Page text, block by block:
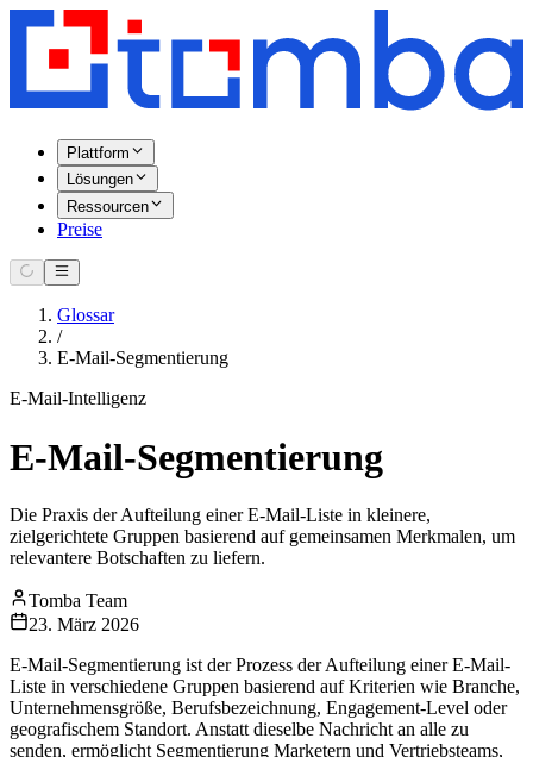
Plattform
Lösungen
Ressourcen
Preise
Glossar
/
E-Mail-Segmentierung
E-Mail-Intelligenz
E-Mail-Segmentierung
Die Praxis der Aufteilung einer E-Mail-Liste in kleinere,
zielgerichtete Gruppen basierend auf gemeinsamen Merkmalen, um
relevantere Botschaften zu liefern.
Tomba Team
23. März 2026
E-Mail-Segmentierung ist der Prozess der Aufteilung einer E-Mail-
Liste in verschiedene Gruppen basierend auf Kriterien wie Branche,
Unternehmensgröße, Berufsbezeichnung, Engagement-Level oder
geografischem Standort. Anstatt dieselbe Nachricht an alle zu
senden, ermöglicht Segmentierung Marketern und Vertriebsteams,